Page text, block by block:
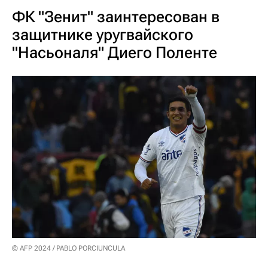
ФК "Зенит" заинтересован в
защитнике уругвайского
"Насьоналя" Диего Поленте
© AFP 2024 / PABLO PORCIUNCULA